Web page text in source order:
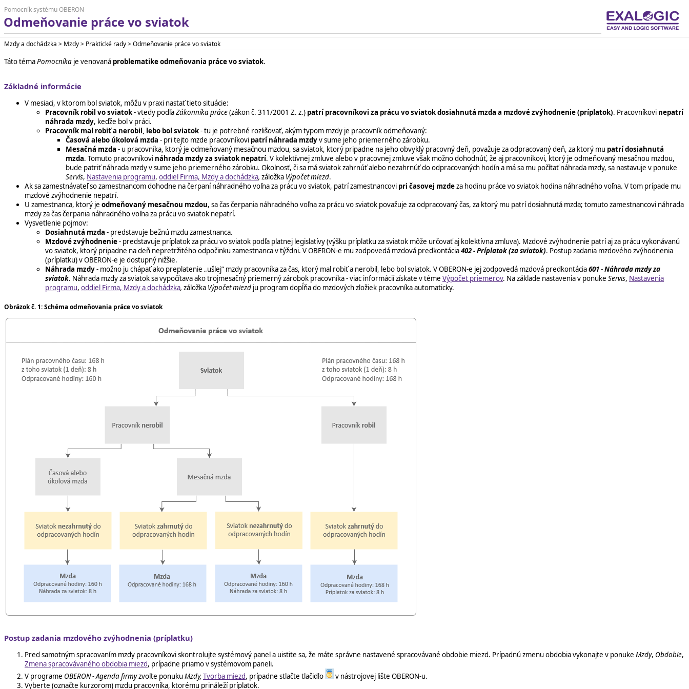
Pomocník systému OBERON
Odmeňovanie práce vo sviatok
Mzdy a dochádzka > Mzdy > Praktické rady > Odmeňovanie práce vo sviatok
Táto témaPomocníka je venovaná problematike odmeňovania práce vo sviatok.
Základné informácie
V mesiaci, v ktorom bol sviatok, môžu v praxi nastať tieto situácie:
Pracovník robil vo sviatok- vtedy podľaZákonníka práce(zákon č. 311/2001 Z. z.) patrí pracovníkovi za prácu vo sviatokdosiahnutá mzda a mzdové zvýhodnenie(príplatok). Pracovníkovi nepatrí
náhrada mzdy, keďže bol v práci.
Pracovník mal robiť a nerobil, lebo bol sviatok- tu je potrebné rozlišovať, akým typom mzdy je pracovník odmeňovaný:
Časová alebo úkolová mzda - pri tejto mzde pracovníkovi patrí náhrada mzdyv sume jeho priemerného zárobku.
Mesačná mzda - u pracovníka, ktorý je odmeňovaný mesačnou mzdou, sa sviatok, ktorý pripadne na jeho obvyklý pracovný deň, považuje za odpracovaný deň, za ktorý mu patrí dosiahnutá
mzda. Tomuto pracovníkovi náhrada mzdy za sviatok nepatrí. V kolektívnej zmluve alebo v pracovnej zmluve však možno dohodnúť, že aj pracovníkovi, ktorý je odmeňovaný mesačnou mzdou,
bude patriť náhrada mzdy v sume jeho priemerného zárobku. Okolnosť, či sa má sviatok zahrnúť alebo nezahrnúť do odpracovaných hodín a má sa mu počítať náhrada mzdy, sa nastavuje v ponuke
Servis, Nastavenia programu, oddiel Firma, Mzdy a dochádzka, záložka Výpočet miezd.
Ak sa zamestnávateľ so zamestnancom dohodne na čerpaní náhradného voľna za prácu vo sviatok, patrí zamestnancovi pri časovej mzdeza hodinu práce vo sviatok hodina náhradného voľna. V tom prípade mu
mzdové zvýhodnenie nepatrí.
U zamestnanca, ktorý je odmeňovaný mesačnou mzdou, sa čas čerpania náhradného voľna za prácu vo sviatok považuje za odpracovaný čas, za ktorý mu patrí dosiahnutá mzda; tomuto zamestnancovi náhrada
mzdy za čas čerpania náhradného voľna za prácu vo sviatok nepatrí.
Vysvetlenie pojmov:
Dosiahnutá mzda - predstavuje bežnú mzdu zamestnanca.
Mzdové zvýhodnenie- predstavuje príplatok za prácu vo sviatok podľa platnej legislatívy (výšku príplatku za sviatok môže určovať aj kolektívna zmluva). Mzdové zvýhodnenie patrí aj za prácu vykonávanú
vo sviatok, ktorý pripadne na deň nepretržitého odpočinku zamestnanca v týždni. V OBERON-e mu zodpovedá mzdová predkontácia402 - Príplatok (za sviatok). Postup zadania mzdového zvýhodnenia
(príplatku) v OBERON-e je dostupný nižšie.
Náhrada mzdy- možno ju chápať ako preplatenie „ušlej“ mzdy pracovníka za čas, ktorý mal robiť a nerobil, lebo bol sviatok. V OBERON-e jej zodpovedá mzdová predkontácia601 - Náhrada mzdy za
sviatok. Náhrada mzdy za sviatok sa vypočítava ako trojmesačný priemerný zárobok pracovníka - viac informácií získate v téme Výpočet priemerov. Na základe nastavenia v ponuke Servis, Nastavenia
programu, oddiel Firma, Mzdy a dochádzka, záložka Výpočet miezd ju program dopĺňa do mzdových zložiek pracovníka automaticky.
Obrázok č. 1: Schéma odmeňovania práce vo sviatok
Postup zadania mzdového zvýhodnenia (príplatku)
Pred samotným spracovaním mzdy pracovníkovi skontrolujte systémový panel a uistite sa, že máte správne nastavené spracovávané obdobie miezd. Prípadnú zmenu obdobia vykonajte v ponuke Mzdy, Obdobie,
Zmena spracovávaného obdobia miezd, prípadne priamo v systémovom paneli.
V programe OBERON - Agenda firmyzvoľte ponukuMzdy, Tvorba miezd, prípadne stlačte tlačidlo
v nástrojovej lište OBERON-u.
Vyberte (označte kurzorom) mzdu pracovníka, ktorému prináleží príplatok.